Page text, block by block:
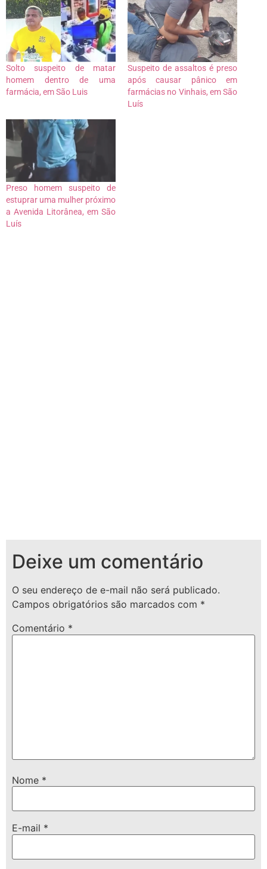
Solto suspeito de matar
homem dentro de uma
farmácia, em São Luis
Suspeito de assaltos é preso
após causar pânico em
farmácias no Vinhais, em São
Luís
Preso homem suspeito de
estuprar uma mulher próximo
a Avenida Litorânea, em São
Luís
Deixe um comentário
O seu endereço de e-mail não será publicado.
Campos obrigatórios são marcados com *
Comentário *
Nome *
E-mail *